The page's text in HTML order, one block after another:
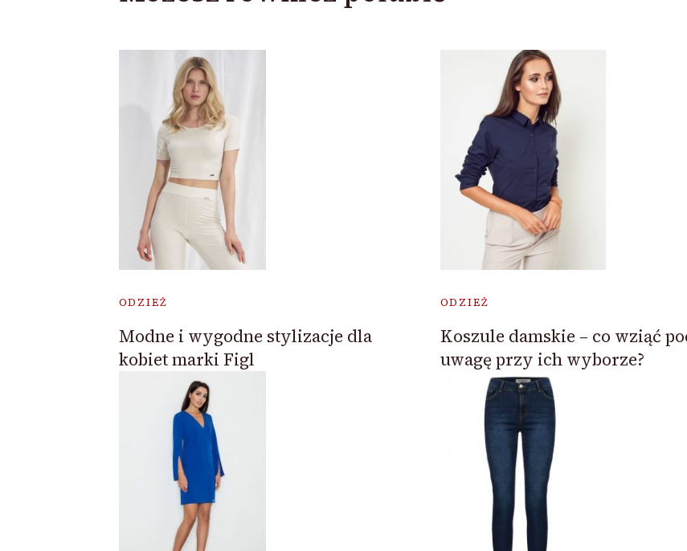
ODZIEŻ
Modne i wygodne stylizacje dla
kobiet marki Figl
ODZIEŻ
Koszule damskie – co wziąć
uwagę przy ich wyborze?